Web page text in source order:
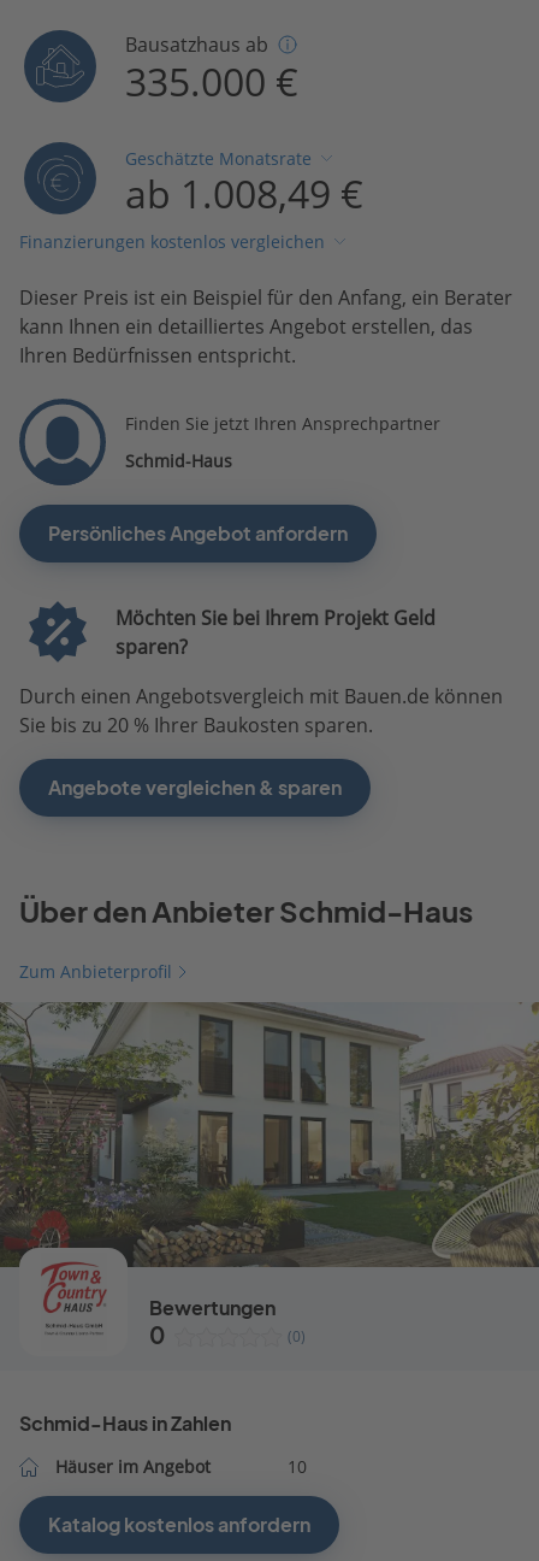
Bausatzhaus ab
335.000 €
Geschätzte Monatsrate
ab 1.008,49 €
Finanzierungen kostenlos vergleichen
Dieser Preis ist ein Beispiel für den Anfang, ein Berater
kann Ihnen ein detailliertes Angebot erstellen, das
Ihren Bedürfnissen entspricht.
Finden Sie jetzt Ihren Ansprechpartner
Schmid-Haus
Persönliches Angebot anfordern
Möchten Sie bei Ihrem Projekt Geld
sparen?
Durch einen Angebotsvergleich mit Bauen.de können
Sie bis zu 20 % Ihrer Baukosten sparen.
Angebote vergleichen & sparen
Über den Anbieter Schmid-Haus
Zum Anbieterprofil
Bewertungen
0 (0)
Schmid-Haus in Zahlen
Häuser im Angebot 10
Katalog kostenlos anfordern